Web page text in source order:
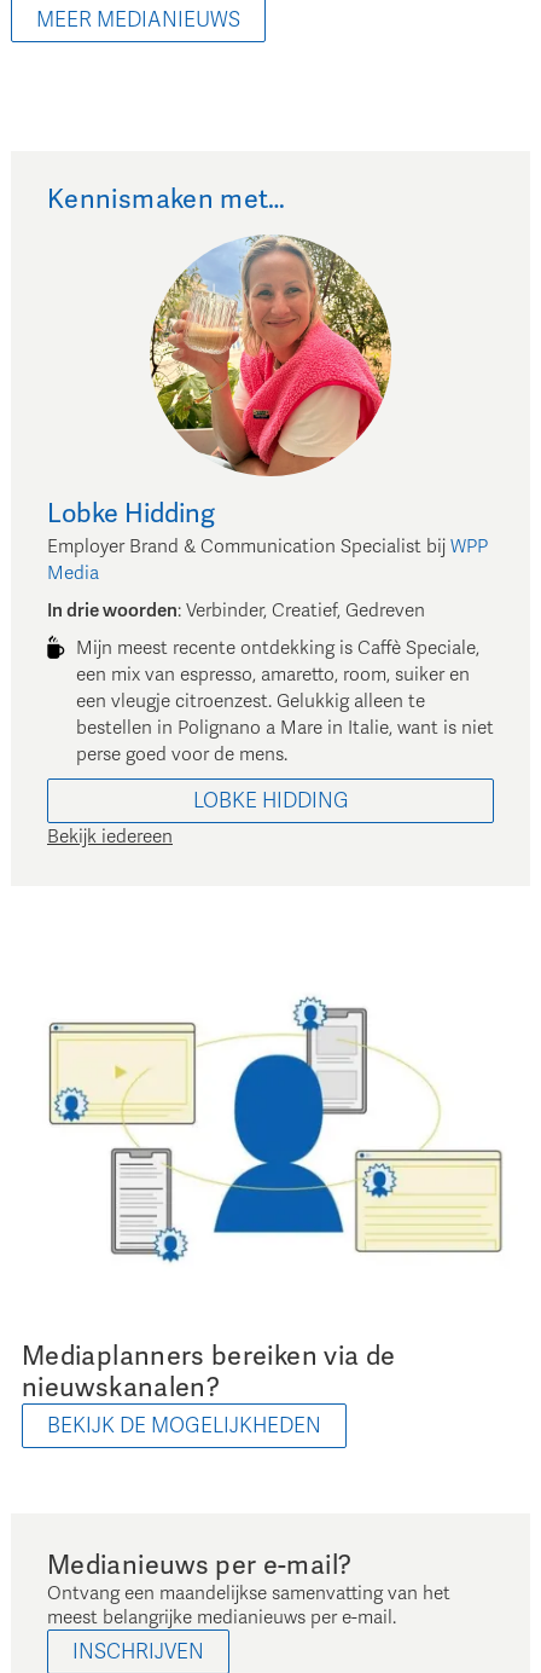
MEER MEDIANIEUWS
Kennismaken met…
Lobke Hidding
Employer Brand & Communication Specialist bij WPP
Media
In drie woorden: Verbinder, Creatief, Gedreven
Mijn meest recente ontdekking is Caffè Speciale,
een mix van espresso, amaretto, room, suiker en
een vleugje citroenzest. Gelukkig alleen te
bestellen in Polignano a Mare in Italie, want is niet
perse goed voor de mens.
LOBKE HIDDING
Bekijk iedereen
Mediaplanners bereiken via de
nieuwskanalen?
BEKIJK DE MOGELIJKHEDEN
Medianieuws per e-mail?
Ontvang een maandelijkse samenvatting van het
meest belangrijke medianieuws per e-mail.
INSCHRIJVEN